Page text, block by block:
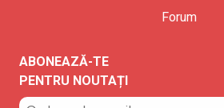
Forum
ABONEAZĂ-TE
PENTRU NOUTAȚI